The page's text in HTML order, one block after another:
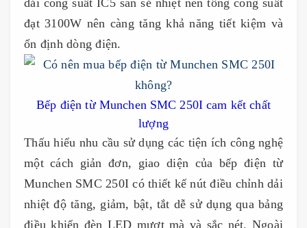
đạt 3100W nên càng tăng khả năng tiết kiệm và
ổn định dòng điện.
Bếp điện từ Munchen SMC 250I cam kết chất
lượng
Thấu hiểu nhu cầu sử dụng các tiện ích công nghệ
một cách giản đơn, giao diện của bếp điện từ
Munchen SMC 250I có thiết kế nút điều chỉnh dải
nhiệt độ tăng, giảm, bật, tắt dễ sử dụng qua bảng
điều khiển đèn LED mượt mà và sắc nét. Ngoài